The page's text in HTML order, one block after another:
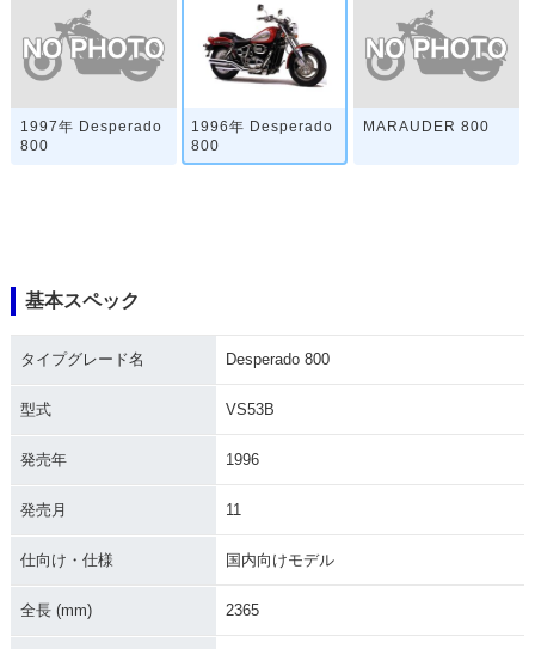
1997年 Desperado
800
1996年 Desperado
800
MARAUDER 800
基本スペック
タイプグレード名 Desperado 800
型式 VS53B
発売年 1996
発売月 11
仕向け・仕様 国内向けモデル
全長 (mm) 2365